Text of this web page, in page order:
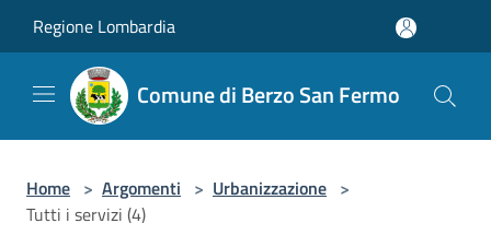
Regione Lombardia
Comune di Berzo San Fermo
Home > Argomenti > Urbanizzazione >
Tutti i servizi (4)